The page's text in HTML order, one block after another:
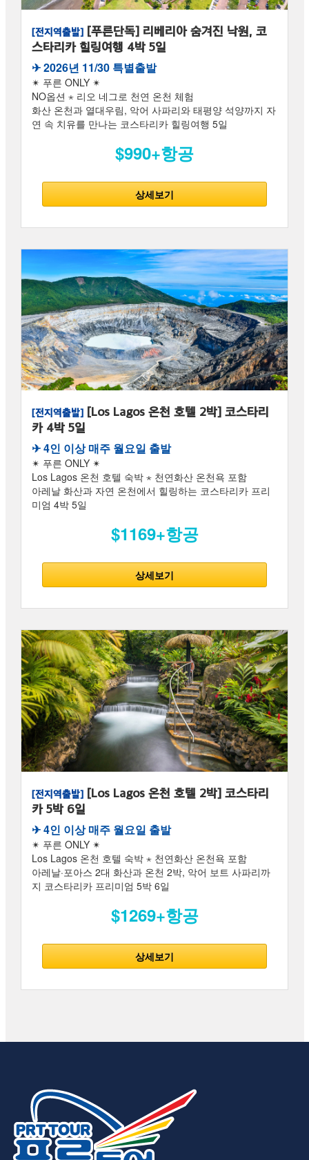
[전지역출발] [푸른단독] 리베리아 숨겨진 낙원, 코
스타리카 힐링여행 4박 5일
✈︎ 2026년 11/30 특별출발
✴ 푸른 ONLY ✴
NO옵션 ⋆ 리오 네그로 천연 온천 체험
화산 온천과 열대우림, 악어 사파리와 태평양 석양까지 자
연 속 치유를 만나는 코스타리카 힐링여행 5일
$990+항공
상세보기
[전지역출발] [Los Lagos 온천 호텔 2박] 코스타리
카 4박 5일
✈︎ 4인 이상 매주 월요일 출발
✴ 푸른 ONLY ✴
Los Lagos 온천 호텔 숙박 ⋆ 천연화산 온천욕 포함
아레날 화산과 자연 온천에서 힐링하는 코스타리카 프리
미엄 4박 5일
$1169+항공
상세보기
[전지역출발] [Los Lagos 온천 호텔 2박] 코스타리
카 5박 6일
✈︎ 4인 이상 매주 월요일 출발
✴ 푸른 ONLY ✴
Los Lagos 온천 호텔 숙박 ⋆ 천연화산 온천욕 포함
아레날·포아스 2대 화산과 온천 2박, 악어 보트 사파리까
지 코스타리카 프리미엄 5박 6일
$1269+항공
상세보기